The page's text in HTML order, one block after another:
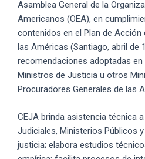
Asamblea General de la
Americanos (OEA), en
contenidos en el Plan de Acción
las Américas (Santiago, abril de
recomendaciones adoptadas en
Ministros de Justicia u otros
Procuradores Generales de las
CEJA brinda asistencia técnica
Judiciales, Ministerios Públicos
justicia; elabora estudios